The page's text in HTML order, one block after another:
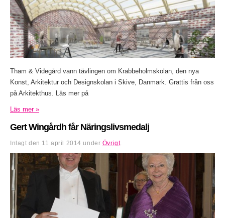
Tham & Videgård vann tävlingen om Krabbeholmskolan, den nya
Konst, Arkitektur och Designskolan i Skive, Danmark. Grattis från oss
på Arkitekthus. Läs mer på
Läs mer »
Gert Wingårdh får Näringslivsmedalj
Inlagt den 11 april 2014 under Övrigt.